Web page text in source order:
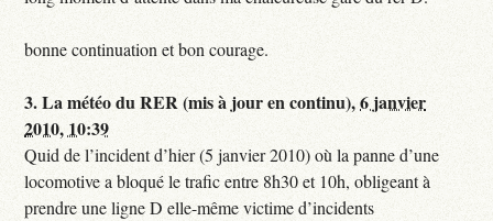
bonne continuation et bon courage.
3.La météo du RER (mis à jour en continu),6 janvier
2010, 10:39
Quid de l’incident d’hier (5 janvier 2010) où la panne d’une
locomotive a bloqué le trafic entre 8h30 et 10h, obligeant à
prendre une ligne D elle-même victime d’incidents